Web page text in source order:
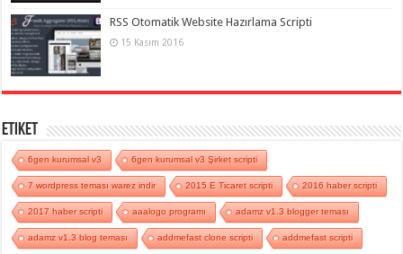
RSS Otomatik Website Hazırlama Scripti
15 Kasım 2016
Etiket
6gen kurumsal v3 6gen kurumsal v3 Şirket scripti
7 wordpress teması warez indir 2015 E Ticaret scripti 2016 haber scripti
2017 haber scripti aaalogo programı adamz v1.3 blogger teması
adamz v1.3 blog teması addmefast clone scripti addmefast scripti